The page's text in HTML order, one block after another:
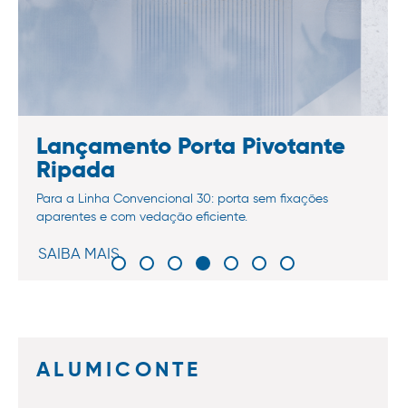
Lançamento Porta Pivotante
Ripada
Para a Linha Convencional 30: porta sem fixações
aparentes e com vedação eficiente.
SAIBA MAIS
ALUMICONTE